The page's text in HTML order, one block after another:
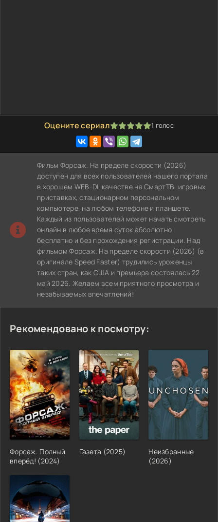
Оцените сериал
1 2 3 4 5 1 голос
Фильм Форсаж. На пределе скорости (2026)
доступен для всех пользователей нашего портала
в хорошем WEB-DL качестве на СмартТВ, игровых
приставках, стационарном персональном
компьютере, на любом телефоне и планшете.
Каждый из пользователей может начать смотреть
онлайн в любое время суток абсолютно
бесплатно и без прохождения регистрации. Над
фильмом Форсаж. На пределе скорости (2026) (в
оригинале Speed Faster) трудились уроженцы
таких стран, как США и премьера состоялась 22
май 2026. Желаем всем приятного просмотра и
незабываемых впечатлений!
Рекомендовано к посмотру:
Форсаж. Полный
вперёд! (2024)
Газета (2025)
Неизбранные
(2026)